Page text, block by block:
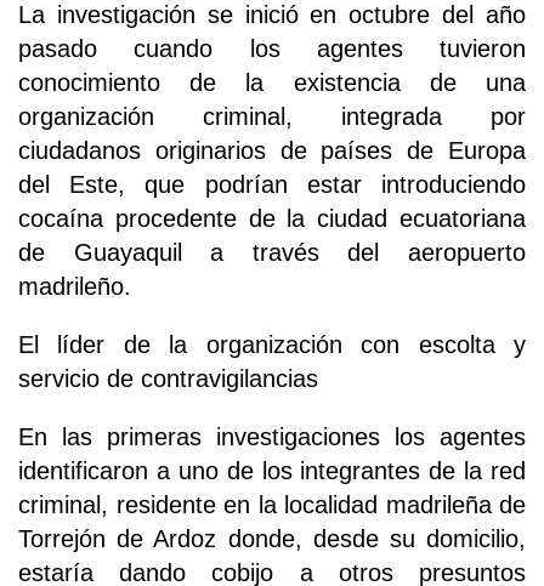
La investigación se inició en octubre del año
pasado cuando los agentes tuvieron
conocimiento de la existencia de una
organización criminal, integrada por
ciudadanos originarios de países de Europa
del Este, que podrían estar introduciendo
cocaína procedente de la ciudad ecuatoriana
de Guayaquil a través del aeropuerto
madrileño.
El líder de la organización con escolta y
servicio de contravigilancias
En las primeras investigaciones los agentes
identificaron a uno de los integrantes de la red
criminal, residente en la localidad madrileña de
Torrejón de Ardoz donde, desde su domicilio,
estaría dando cobijo a otros presuntos